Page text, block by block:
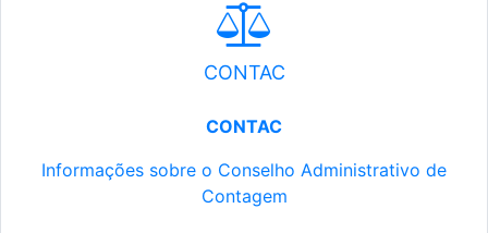
CONTAC
CONTAC
Informações sobre o Conselho Administrativo de
Contagem